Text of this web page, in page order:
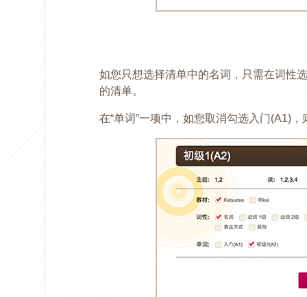
如您只想选择清单中的名词，只需在词性
的清单。
在“单词”一项中，如您取消勾选入门(A1)